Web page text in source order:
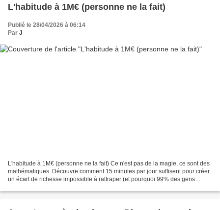
L'habitude à 1M€ (personne ne la fait)
Publié le 28/04/2026 à 06:14
Par J
L'habitude à 1M€ (personne ne la fait) Ce n'est pas de la magie, ce sont des
mathématiques. Découvre comment 15 minutes par jour suffisent pour créer
un écart de richesse impossible à rattraper (et pourquoi 99% des gens